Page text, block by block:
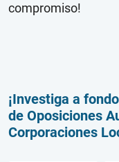
compromiso!
¡Investiga a
de Oposiciones
Corporaciones